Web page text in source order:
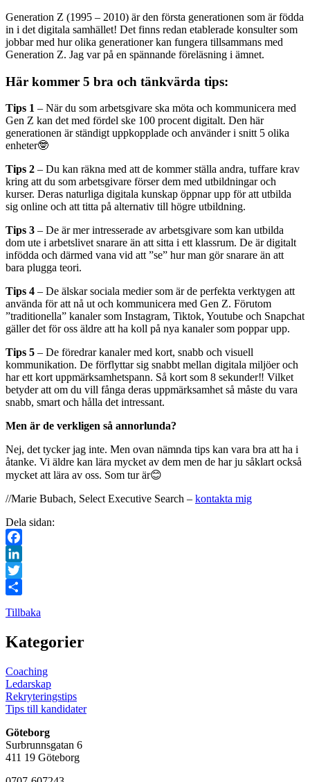
Generation Z (1995 – 2010) är den första generationen som är födda
in i det digitala samhället! Det finns redan etablerade konsulter som
jobbar med hur olika generationer kan fungera tillsammans med
Generation Z. Jag var på en spännande föreläsning i ämnet.
Här kommer 5 bra och tänkvärda tips:
Tips 1 – När du som arbetsgivare ska möta och kommunicera med
Gen Z kan det med fördel ske 100 procent digitalt. Den här
generationen är ständigt uppkopplade och använder i snitt 5 olika
enheter🤓
Tips 2 – Du kan räkna med att de kommer ställa andra, tuffare krav
kring att du som arbetsgivare förser dem med utbildningar och
kurser. Deras naturliga digitala kunskap öppnar upp för att utbilda
sig online och att titta på alternativ till högre utbildning.
Tips 3 – De är mer intresserade av arbetsgivare som kan utbilda
dom ute i arbetslivet snarare än att sitta i ett klassrum. De är digitalt
infödda och därmed vana vid att ”se” hur man gör snarare än att
bara plugga teori.
Tips 4 – De älskar sociala medier som är de perfekta verktygen att
använda för att nå ut och kommunicera med Gen Z. Förutom
”traditionella” kanaler som Instagram, Tiktok, Youtube och Snapchat
gäller det för oss äldre att ha koll på nya kanaler som poppar upp.
Tips 5 – De föredrar kanaler med kort, snabb och visuell
kommunikation. De förflyttar sig snabbt mellan digitala miljöer och
har ett kort uppmärksamhetspann. Så kort som 8 sekunder‼️ Vilket
betyder att om du vill fånga deras uppmärksamhet så måste du vara
snabb, smart och hålla det intressant.
Men är de verkligen så annorlunda?
Nej, det tycker jag inte. Men ovan nämnda tips kan vara bra att ha i
åtanke. Vi äldre kan lära mycket av dem men de har ju såklart också
mycket att lära av oss. Som tur är😊
//Marie Bubach, Select Executive Search – kontakta mig
Dela sidan:
Facebook
LinkedIn
Twitter
Tillbaka
Kategorier
Coaching
Ledarskap
Rekryteringstips
Tips till kandidater
Göteborg
Surbrunnsgatan 6
411 19 Göteborg